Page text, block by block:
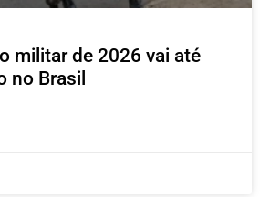
militar de 2026 vai até
no Brasil